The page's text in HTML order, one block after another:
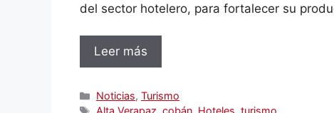
del sector hotelero, para fortalecer su
Leer más
Categorías
Noticias,Turismo
Etiquetas